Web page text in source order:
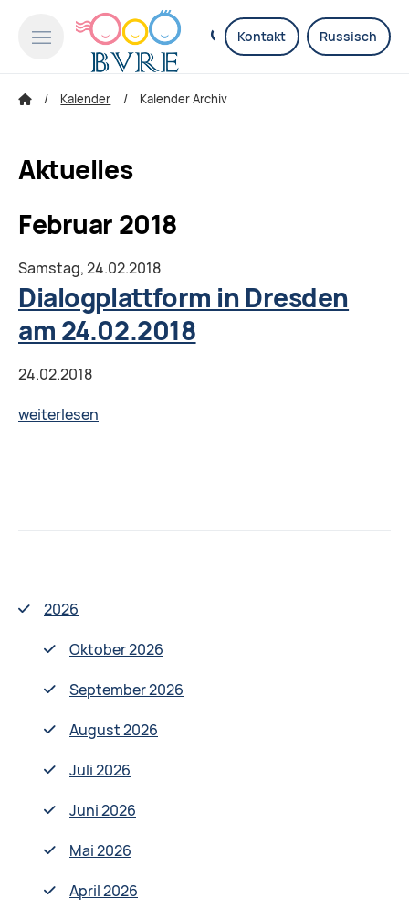
Kontakt Russisch
Kalender Kalender Archiv
Aktuelles
Februar 2018
Samstag,24.02.2018
Dialogplattform in Dresden
am 24.02.2018
24.02.2018
weiterlesen
2026
Oktober 2026
September 2026
August 2026
Juli 2026
Juni 2026
Mai 2026
April 2026